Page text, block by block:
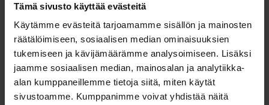
Tämä sivusto käyttää evästeitä
Käytämme evästeitä tarjoamamme sisällön ja mainosten
räätälöimiseen, sosiaalisen median ominaisuuksien
tukemiseen ja kävijämäärämme analysoimiseen. Lisäksi
jaamme sosiaalisen median, mainosalan ja analytiikka-
alan kumppaneillemme tietoja siitä, miten käytät
sivustoamme. Kumppanimme voivat yhdistää näitä
peruslähtökohta – vähintään 35 tunnin
yhtäjaksoinen viikkolepo kerran seitsemässä
päivässä – menettää käytännössä merkittävän osan
suojastaan. Työaikalain 27 ja 28 § mahdollistavat
viikkolevosta poikkeamisen toistuvasti työntekijän
suostumuksella sekä työn järjestelyihin vedoten.